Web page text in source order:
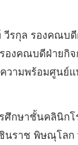
รกุล รองคณบ
องคณบดีฝ่าย
วามพร้อมศูน
ศึกษาชั้นคลินิ
นราช พิษณุโล